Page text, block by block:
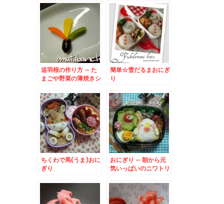
追羽根の作り方 – た
まごや野菜の薄焼きシ
簡単☆雪だるまおにぎ
り
ちくわで馬(うま)おに
ぎり
おにぎり – 朝から元
気いっぱいのニワトリ